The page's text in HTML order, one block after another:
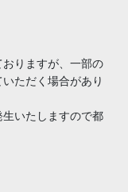
りますが、一部の
ただく場合があり
いたしますので都